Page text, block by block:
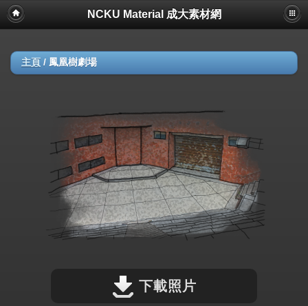
NCKU Material 成大素材網
主頁 / 鳳凰樹劇場
下載照片